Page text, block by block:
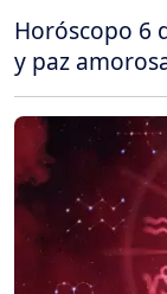
Horóscopo 6
y paz